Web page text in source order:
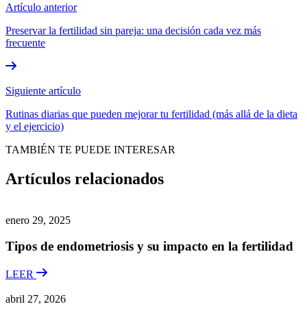
Artículo anterior
Preservar la fertilidad sin pareja: una decisión cada vez más
frecuente
Siguiente artículo
Rutinas diarias que pueden mejorar tu fertilidad (más allá de la dieta
y el ejercicio)
TAMBIÉN TE PUEDE INTERESAR
Artículos relacionados
enero 29, 2025
Tipos de endometriosis y su impacto en la fertilidad
LEER
abril 27, 2026